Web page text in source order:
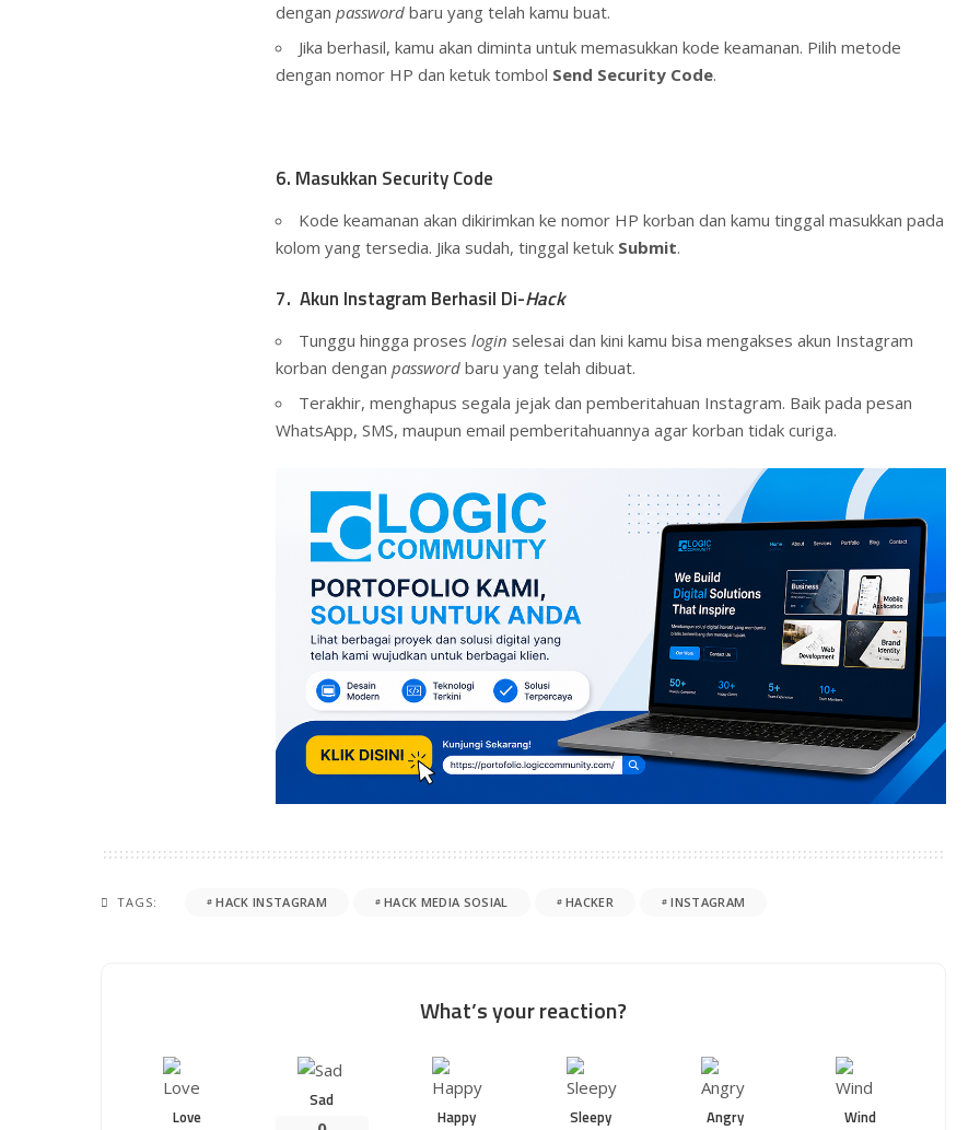
dengan password baru yang telah kamu buat.
Jika berhasil, kamu akan diminta untuk memasukkan kode keamanan. Pilih metode
dengan nomor HP dan ketuk tombol Send Security Code.
6. Masukkan Security Code
Kode keamanan akan dikirimkan ke nomor HP korban dan kamu tinggal masukkan pada
kolom yang tersedia. Jika sudah, tinggal ketuk Submit.
7. Akun Instagram Berhasil Di-Hack
Tunggu hingga proses login selesai dan kini kamu bisa mengakses akun Instagram
korban dengan password baru yang telah dibuat.
Terakhir, menghapus segala jejak dan pemberitahuan Instagram. Baik pada pesan
WhatsApp, SMS, maupun email pemberitahuannya agar korban tidak curiga.
TAGS: HACK INSTAGRAM HACK MEDIA SOSIAL HACKER INSTAGRAM
What’s your reaction?
Love
Sad
Happy Sleepy Angry Wind